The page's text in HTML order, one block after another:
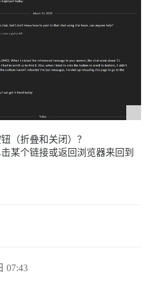
（折叠和关闭）？
某个链接或返回浏览器来回到
07:43